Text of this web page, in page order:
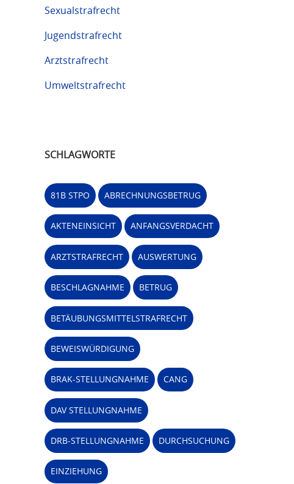
Sexualstrafrecht
Jugendstrafrecht
Arztstrafrecht
Umweltstrafrecht
SCHLAGWORTE
81B STPO ABRECHNUNGSBETRUG
AKTENEINSICHT ANFANGSVERDACHT
ARZTSTRAFRECHT AUSWERTUNG
BESCHLAGNAHME BETRUG
BETÄUBUNGSMITTELSTRAFRECHT
BEWEISWÜRDIGUNG
BRAK-STELLUNGNAHME CANG
DAV STELLUNGNAHME
DRB-STELLUNGNAHME DURCHSUCHUNG
EINZIEHUNG